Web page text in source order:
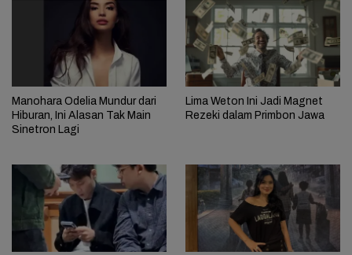
Manohara Odelia Mundur dari
Hiburan, Ini Alasan Tak Main
Sinetron Lagi
Lima Weton Ini Jadi Magnet
Rezeki dalam Primbon Jawa